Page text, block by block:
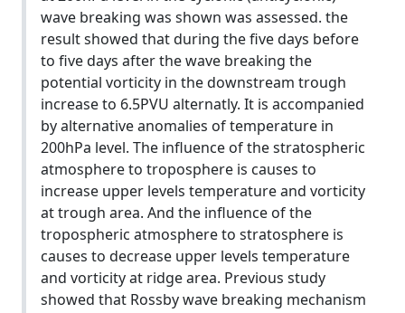
wave breaking was shown was assessed. the
result showed that during the five days before
to five days after the wave breaking the
potential vorticity in the downstream trough
increase to 6.5PVU alternatly. It is accompanied
by alternative anomalies of temperature in
200hPa level. The influence of the stratospheric
atmosphere to troposphere is causes to
increase upper levels temperature and vorticity
at trough area. And the influence of the
tropospheric atmosphere to stratosphere is
causes to decrease upper levels temperature
and vorticity at ridge area. Previous study
showed that Rossby wave breaking mechanism